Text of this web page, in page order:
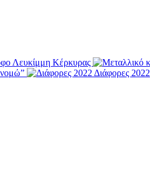
Λευκίμμη Κέρκυρας
Διάφορες 2022